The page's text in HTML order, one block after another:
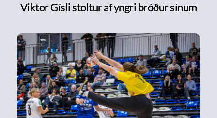
Viktor Gísli stoltur af yngri bróður sínum